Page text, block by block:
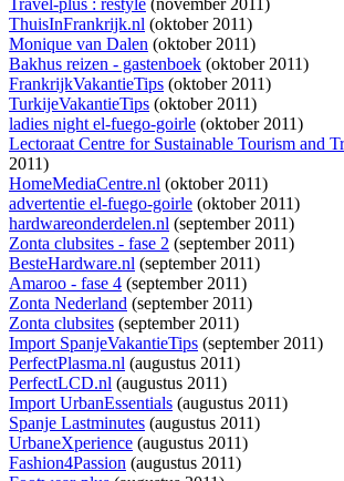
Travel-plus : restyle (november 2011)
ThuisInFrankrijk.nl (oktober 2011)
Monique van Dalen (oktober 2011)
Bakhus reizen - gastenboek (oktober 2011)
FrankrijkVakantieTips (oktober 2011)
TurkijeVakantieTips (oktober 2011)
ladies night el-fuego-goirle (oktober 2011)
Lectoraat Centre for Sustainable Tourism and
2011)
HomeMediaCentre.nl (oktober 2011)
advertentie el-fuego-goirle (oktober 2011)
hardwareonderdelen.nl (september 2011)
Zonta clubsites - fase 2 (september 2011)
BesteHardware.nl (september 2011)
Amaroo - fase 4 (september 2011)
Zonta Nederland (september 2011)
Zonta clubsites (september 2011)
Import SpanjeVakantieTips (september 2011)
PerfectPlasma.nl (augustus 2011)
PerfectLCD.nl (augustus 2011)
Import UrbanEssentials (augustus 2011)
Spanje Lastminutes (augustus 2011)
UrbaneXperience (augustus 2011)
Fashion4Passion (augustus 2011)